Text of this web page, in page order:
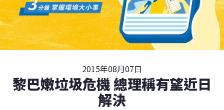
2015年08月07日
黎巴嫩垃圾危機 總理稱有望近日
解決